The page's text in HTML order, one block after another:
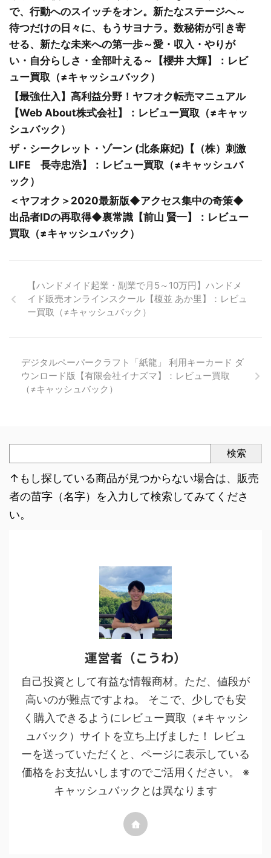
で、行動へのスイッチをオン。新たなステージへ～
待つだけの日々に、もうサヨナラ。数秘術が引き寄
せる、新たな未来への第一歩～愛・収入・やりが
い・自分らしさ・全部叶える～【櫻井 大輝】：レビ
ュー買取（≠キャッシュバック）
【最強仕入】高利益分野！ヤフオク転売マニュアル
【Web About株式会社】：レビュー買取（≠キャッ
シュバック）
ザ・シークレット・ゾーン (北条麻妃)【（株）刺激
LIFE 長寺忠浩】：レビュー買取（≠キャッシュバ
ック）
＜ヤフオク＞2020最新版◆アクセス集中の奇策◆
出品者IDの再取得◆裏常識【前山 賢一】：レビュー
買取（≠キャッシュバック）
【ハンドメイド起業・副業で月5～10万円】ハンドメ
イド販売オンラインスクール【榎並 あか里】：レビュ
ー買取（≠キャッシュバック）
デジタルペーパークラフト「紙龍」 利用キーカード ダ
ウンロード版【有限会社イナズマ】：レビュー買取
（≠キャッシュバック）
検索
↑もし探している商品が見つからない場合は、販売
者の苗字（名字）を入力して検索してみてくださ
い。
運営者（こうわ）
自己投資として有益な情報商材。ただ、値段が
高いのが難点ですよね。 そこで、少しでも安
く購入できるようにレビュー買取（≠キャッシ
ュバック）サイトを立ち上げました！ レビュ
ーを送っていただくと、ページに表示している
価格をお支払いしますのでご活用ください。 ※
キャッシュバックとは異なります